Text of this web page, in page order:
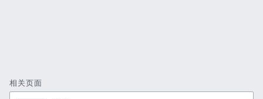
相关页面